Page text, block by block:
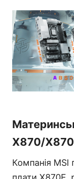
X870/
Компанія MSI